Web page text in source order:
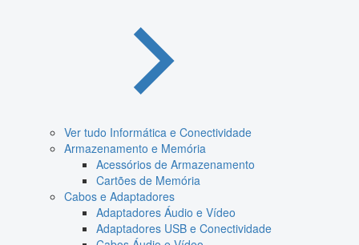
Ver tudo Informática e Conectividade
Armazenamento e Memória
Acessórios de Armazenamento
Cartões de Memória
Cabos e Adaptadores
Adaptadores Áudio e Vídeo
Adaptadores USB e Conectividade